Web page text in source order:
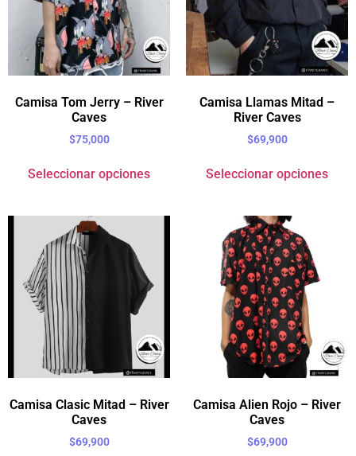
Camisa Tom Jerry – River
Caves
$75,000
Seleccionar opciones
Camisa Llamas Mitad –
River Caves
$69,900
Seleccionar opciones
Camisa Clasic Mitad – River
Caves
$69,900
Camisa Alien Rojo – River
Caves
$69,900